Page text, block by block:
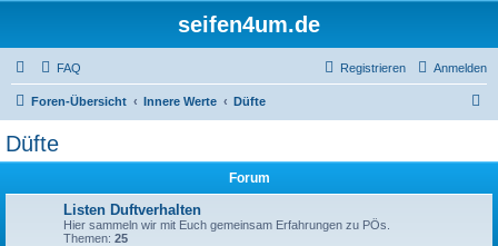
seifen4um.de
FAQ Anmelden
Registrieren
Foren-Übersicht Innere Werte Düfte
Düfte
Forum
Listen Duftverhalten
Hier sammeln wir mit Euch gemeinsam Erfahrungen zu PÖs.
Themen: 25